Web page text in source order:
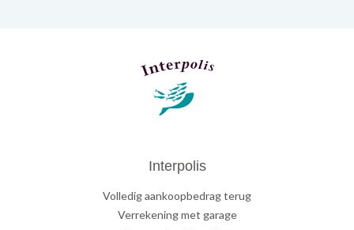
Interpolis
Volledig aankoopbedrag terug
Verrekening met garage